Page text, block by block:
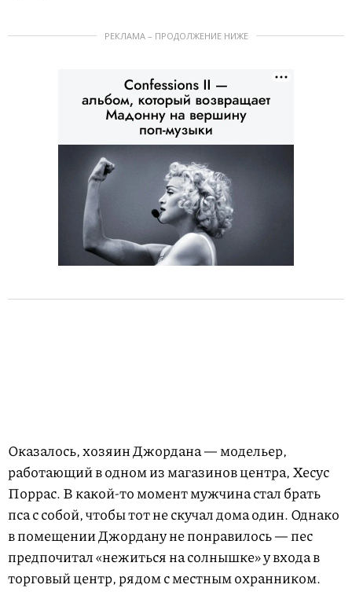
РЕКЛАМА – ПРОДОЛЖЕНИЕ НИЖЕ
Оказалось, хозяин Джордана — модельер,
работающий в одном из магазинов центра, Хесус
Поррас. В какой-то момент мужчина стал брать
пса с собой, чтобы тот не скучал дома один. Однако
в помещении Джордану не понравилось — пес
предпочитал «нежиться на солнышке» у входа в
торговый центр, рядом с местным охранником.